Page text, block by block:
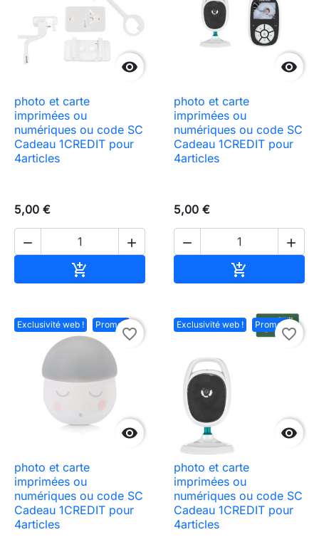

photo et carte
imprimées ou
numériques ou code SC
Cadeau 1CREDIT pour
4articles
5,00 €
 


photo et carte
imprimées ou
numériques ou code SC
Cadeau 1CREDIT pour
4articles
5,00 €
 

Exclusivité web ! Promo !

favorite_border
photo et carte
imprimées ou
numériques ou code SC
Cadeau 1CREDIT pour
4articles
Exclusivité web ! Promo !

favorite_border
photo et carte
imprimées ou
numériques ou code SC
Cadeau 1CREDIT pour
4articles